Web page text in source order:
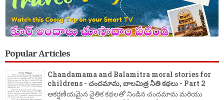
Popular Articles
Chandamama and Balamitra moral stories for
childrens - చందమామ, బాలమిత్ర నీతి కథలు - Part 2
ఆకర్షణీయమైన నైతిక కథలతో నిండిన చందమామ మరియు